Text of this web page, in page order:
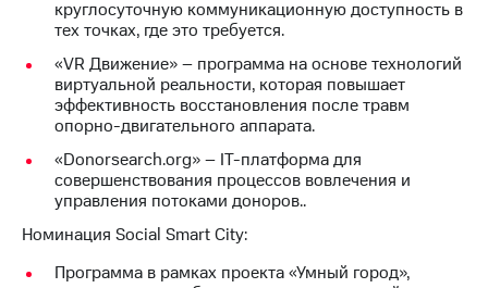
Описание
Программа
Порядок
выкупа
акций
Дивиденды
Рынок
облигаций
Описание
Еврооблигации-2023
о
круглосуточную коммуникационную доступность в
тех точках, где это требуется.
«VR Движение» – программа на основе технологий
виртуальной реальности, которая повышает
эффективность восстановления после травм
опорно-двигательного аппарата.
«Donorsearch.org» – IT-платформа для
совершенствования процессов вовлечения и
управления потоками доноров..
Номинация Social Smart City:
Программа в рамках проекта «Умный город»,